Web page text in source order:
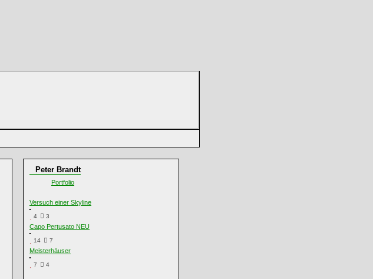
Peter Brandt
Portfolio
Versuch einer Skyline
4 3
Capo Pertusato NEU
14 7
Meisterhäuser
7 4